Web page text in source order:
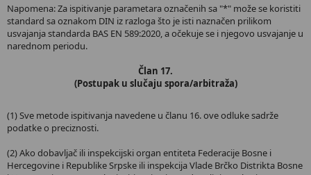
Napomena: Za ispitivanje parametara označenih sa "*" može se koristiti
standard sa oznakom DIN iz razloga što je isti naznačen prilikom
usvajanja standarda BAS EN 589:2020, a očekuje se i njegovo usvajanje u
narednom periodu.
Član 17.
(Postupak u slučaju spora/arbitraža)
(1) Sve metode ispitivanja navedene u članu 16. ove odluke sadrže
podatke o preciznosti.
(2) Ako dobavljač ili inspekcijski organ entiteta Federacije Bosne i
Hercegovine i Republike Srpske ili inspekcija Vlade Brčko Distrikta Bosne